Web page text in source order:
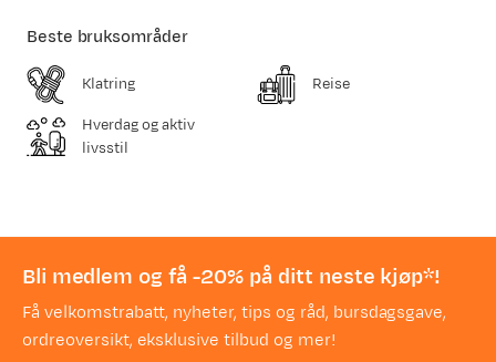
Beste bruksområder
Klatring Reise
Hverdag og aktiv
livsstil
Bli medlem og få -20% på ditt neste kjøp*!
Få velkomstrabatt, nyheter, tips og råd, bursdagsgave,
ordreoversikt, eksklusive tilbud og mer!